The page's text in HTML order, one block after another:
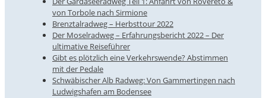
von Torbole nach Sirmione
Brenztalradweg – Herbsttour 2022
Der Moselradweg – Erfahrungsbericht 2022 – Der
ultimative Reiseführer
Gibt es plötzlich eine Verkehrswende? Abstimmen
mit der Pedale
Schwäbischer Alb Radweg: Von Gammertingen nach
Ludwigshafen am Bodensee